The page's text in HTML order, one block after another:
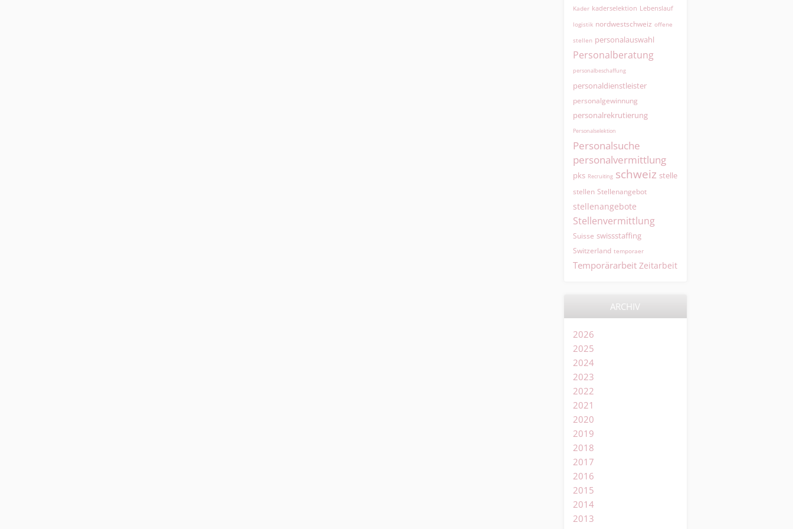
Kader kaderselektion Lebenslauf
logistik nordwestschweiz offene
stellen personalauswahl
Personalberatung
personalbeschaffung
personaldienstleister
personalgewinnung
personalrekrutierung
Personalselektion
Personalsuche
personalvermittlung
pks Recruiting schweiz stelle
stellen Stellenangebot
stellenangebote
Stellenvermittlung
Suisse swissstaffing
Switzerland temporaer
Temporärarbeit Zeitarbeit
ARCHIV
2026
2025
2024
2023
2022
2021
2020
2019
2018
2017
2016
2015
2014
2013